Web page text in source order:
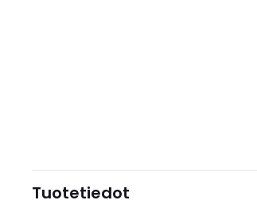
Tuotetiedot